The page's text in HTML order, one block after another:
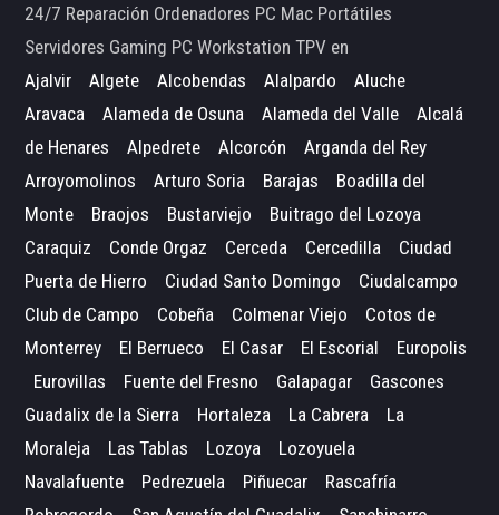
24/7 Reparación Ordenadores PC Mac Portátiles
Servidores Gaming PC Workstation TPV en
Ajalvir
Algete Alcobendas Alalpardo
Aluche
Aravaca
Alameda de Osuna Alameda del Valle
Alcalá
de Henares
Alpedrete Alcorcón
Arganda del Rey
Arroyomolinos
Arturo Soria Barajas
Boadilla del
Monte
Braojos Bustarviejo
Buitrago del Lozoya
Caraquiz
Conde Orgaz Cerceda Cercedilla
Ciudad
Puerta de Hierro
Ciudad Santo Domingo
Ciudalcampo
Club de Campo
Cobeña Colmenar Viejo
Cotos de
Monterrey
El Berrueco El Casar El Escorial
Europolis
Eurovillas
Fuente del Fresno Galapagar
Gascones
Guadalix de la Sierra
Hortaleza La Cabrera
La
Moraleja
Las Tablas Lozoya
Lozoyuela
Navalafuente
Pedrezuela Piñuecar
Rascafría